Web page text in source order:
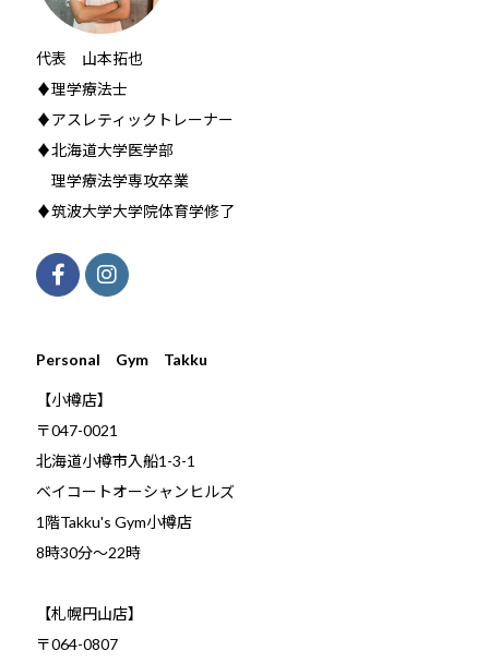
代表 山本拓也
♦理学療法士
♦アスレティックトレーナー
♦北海道大学医学部
理学療法学専攻卒業
♦筑波大学大学院体育学修了
Personal Gym Takku
【小樽店】
〒047-0021
北海道小樽市入船1-3-1
ベイコートオーシャンヒルズ
1階Takku's Gym小樽店
​8時30分～22時
【札幌円山店】
〒064-0807